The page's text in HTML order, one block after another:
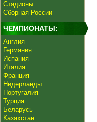
Стадионы
Сборная России
ЧЕМПИОНАТЫ:
Англия
Германия
Испания
Италия
Франция
Нидерланды
Португалия
Турция
Беларусь
Казахстан